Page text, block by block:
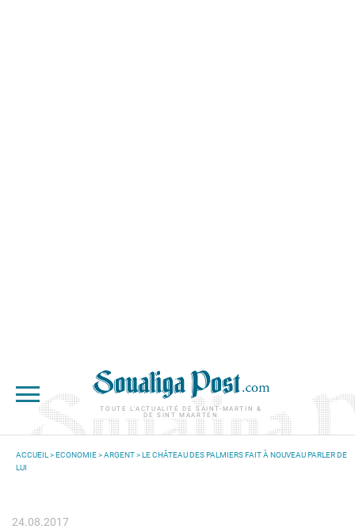
TOUTE L'ACTUALITÉ DE SAINT-MARTIN &
DE SINT MAARTEN
VOUS ÊTES ICI
ACCUEIL >ECONOMIE>ARGENT> LE CHÂTEAU DES PALMIERS FAIT À NOUVEAU PARLER DE
LUI
24.08.2017